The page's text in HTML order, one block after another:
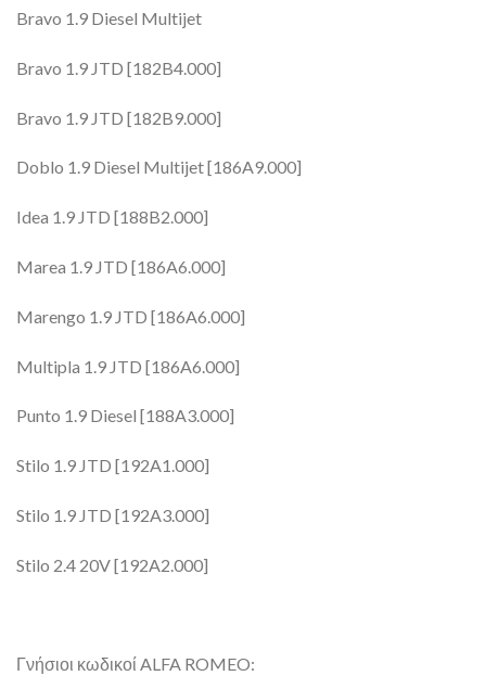
Bravo 1.9 Diesel Multijet
Bravo 1.9 JTD [182B4.000]
Bravo 1.9 JTD [182B9.000]
Doblo 1.9 Diesel Multijet [186A9.000]
Idea 1.9 JTD [188B2.000]
Marea 1.9 JTD [186A6.000]
Marengo 1.9 JTD [186A6.000]
Multipla 1.9 JTD [186A6.000]
Punto 1.9 Diesel [188A3.000]
Stilo 1.9 JTD [192A1.000]
Stilo 1.9 JTD [192A3.000]
Stilo 2.4 20V [192A2.000]
Γνήσιοι κωδικοί ALFA ROMEO: